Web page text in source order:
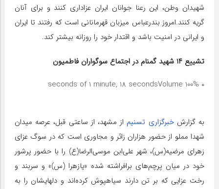
شهیدان وطن، این رعنا جوانان ایران عزاداری کنند و برای آنان
گریه کنند.امروز بندرعباس میزبان قهرمانانی است که رفتند تا ایران
و ایرانی در امنیت باشد و اقتدار خود را روزانه بیشتر کند‌.
تشییع ۱۴ شهید گمنام در اجتماع سوگواران فاطمیون
۰ seconds of 1 minute, 18 seconds Volume 100%
به گزارشخبرگزاری تسنیماز مشهد، از ساعتی قبل، عرصه میدان
شهدا مملو از حضور هزاران زائر و مجاوری است که در سوگ عزای
زهرای مرضیه(س)، شهر علی‌ابن موسی‌الرضا(ع) را با حضور پرشور
خود در میان پرچم‌های برافراشته شده «یازهرا (س)» و سربند و
رخت عزایی که بر تن دارند سیاهپوش کرده‌اند و دلهایشان را به